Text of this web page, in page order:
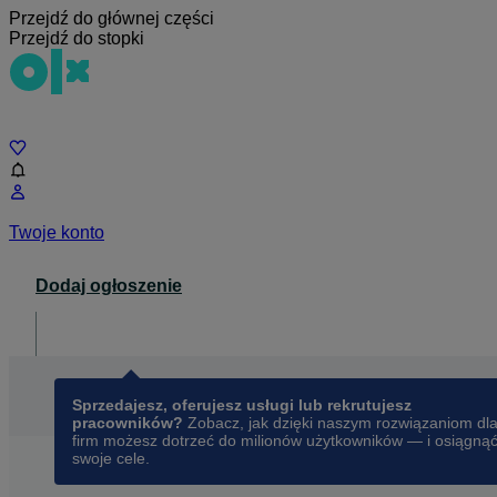
Przejdź do głównej części
Przejdź do stopki
Twoje konto
Dodaj ogłoszenie
Sprzedajesz, oferujesz usługi lub rekrutujesz
pracowników? Zobacz, jak dzięki naszym rozwiązaniom dla
firm możesz dotrzeć do milionów użytkowników — i osiągnąć
swoje cele.